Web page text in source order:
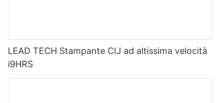
LEAD TECH Stampante CIJ ad altissima velocità
i9HRS